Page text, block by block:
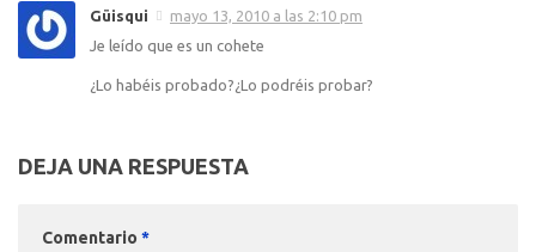
Güisqui
mayo 13, 2010 a las 2:10 pm
Je leído que es un cohete
¿Lo habéis probado?¿Lo podréis probar?
DEJA UNA RESPUESTA
Comentario *